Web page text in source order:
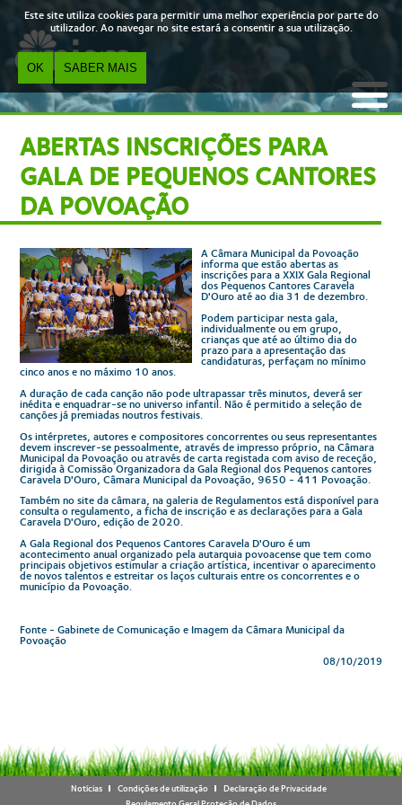
Este site utiliza cookies para permitir uma melhor experiência por parte do
utilizador. Ao navegar no site estará a consentir a sua utilização.
OK SABER MAIS
ABERTAS INSCRIÇÕES PARA
GALA DE PEQUENOS CANTORES
DA POVOAÇÃO
A Câmara Municipal da Povoação
informa que estão abertas as
inscrições para a XXIX Gala Regional
dos Pequenos Cantores Caravela
D'Ouro até ao dia 31 de dezembro.
Podem participar nesta gala,
individualmente ou em grupo,
crianças que até ao último dia do
prazo para a apresentação das
candidaturas, perfaçam no mínimo
cinco anos e no máximo 10 anos.
A duração de cada canção não pode ultrapassar três minutos, deverá ser
inédita e enquadrar-se no universo infantil. Não é permitido a seleção de
canções já premiadas noutros festivais.
Os intérpretes, autores e compositores concorrentes ou seus representantes
devem inscrever-se pessoalmente, através de impresso próprio, na Câmara
Municipal da Povoação ou através de carta registada com aviso de receção,
dirigida à Comissão Organizadora da Gala Regional dos Pequenos cantores
Caravela D'Ouro, Câmara Municipal da Povoação, 9650 - 411 Povoação.
Também no site da câmara, na galeria de Regulamentos está disponível para
consulta o regulamento, a ficha de inscrição e as declarações para a Gala
Caravela D'Ouro, edição de 2020.
A Gala Regional dos Pequenos Cantores Caravela D'Ouro é um
acontecimento anual organizado pela autarquia povoacense que tem como
principais objetivos estimular a criação artística, incentivar o aparecimento
de novos talentos e estreitar os laços culturais entre os concorrentes e o
município da Povoação.
Fonte - Gabinete de Comunicação e Imagem da Câmara Municipal da
Povoação
08/10/2019
Notícias Condições de utilização
Declaração de Privacidade